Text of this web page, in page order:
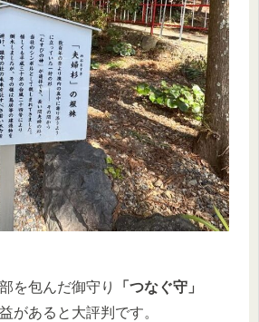
を包んだ御守り
「つなぐ守」
があると大評判です。